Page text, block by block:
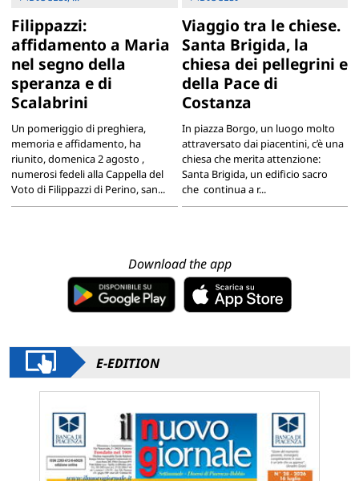
Filippazzi:
affidamento a Maria
nel segno della
speranza e di
Scalabrini
Un pomeriggio di preghiera,
memoria e affidamento, ha
riunito, domenica 2 agosto ,
numerosi fedeli alla Cappella del
Voto di Filippazzi di Perino, san...
Viaggio tra le chiese.
Santa Brigida, la
chiesa dei pellegrini e
della Pace di
Costanza
In piazza Borgo, un luogo molto
attraversato dai piacentini, c’è una
chiesa che merita attenzione:
Santa Brigida, un edificio sacro
che continua a r...
Download the app
E-EDITION